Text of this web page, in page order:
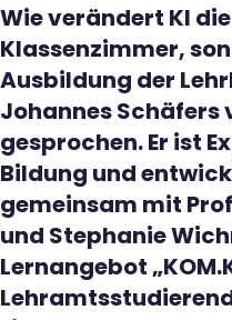
Wie verändert KI
Klassenzimmer,
Ausbildung der
Johannes Schäfers
gesprochen. Er ist
Bildung und
gemeinsam mit
und Stephanie
Lernangebot